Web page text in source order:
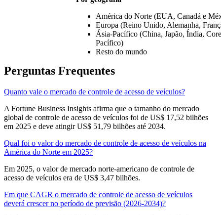
América do Norte (EUA, Canadá e
Europa (Reino Unido, Alemanha,
Ásia-Pacífico (China, Japão, Índia,
Pacífico)
Resto do mundo
Perguntas Frequentes
Quanto vale o mercado de controle de acesso de veículos?
A Fortune Business Insights afirma que o tamanho do mercado
global de controle de acesso de veículos foi de US$ 17,52 bilhões
em 2025 e deve atingir US$ 51,79 bilhões até 2034.
Qual foi o valor do mercado de controle de acesso de veículos na
América do Norte em 2025?
Em 2025, o valor de mercado norte-americano de controle de
acesso de veículos era de US$ 3,47 bilhões.
Em que CAGR o mercado de controle de acesso de veículos
deverá crescer no período de previsão (2026-2034)?